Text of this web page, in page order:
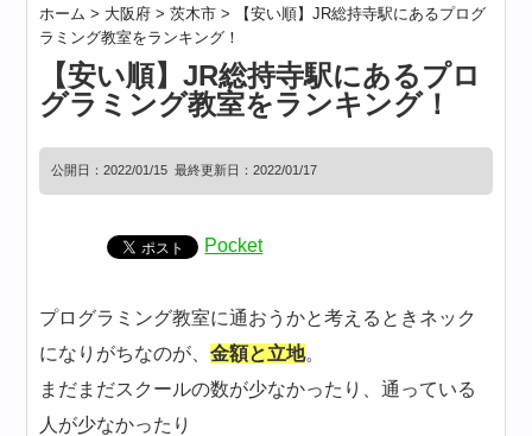
ホーム > 大阪府 >茨木市 >
【安い順】JR総持寺駅にあるプログ
ラミング教室をランキング！
【安い順】JR総持寺駅にあるプロ
グラミング教室をランキング！
公開日：2022/01/15 最終更新日：2022/01/17
Pocket
プログラミング教室に通おうかと考えるときネック
になりがちなのが、金額と立地。
まだまだスクールの数が少なかったり、通っている
人が少なかったり